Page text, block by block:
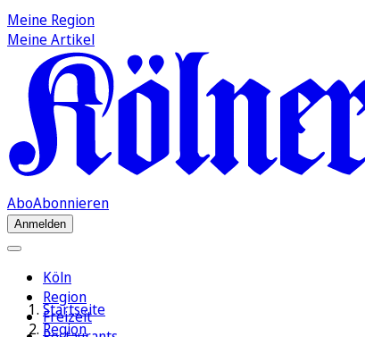
Meine Region
Meine Artikel
AboAbonnieren
Anmelden
Köln
Region
Freizeit
Startseite
Region